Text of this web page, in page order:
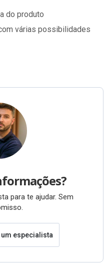
do produto
várias possibilidades
para te ajudar. Sem
especialista